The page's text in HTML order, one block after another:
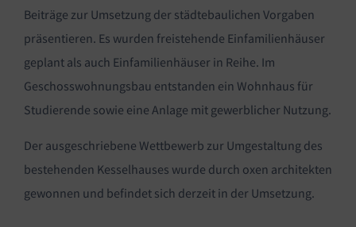
Beiträge zur Umsetzung der städtebaulichen Vorgaben
präsentieren. Es wurden freistehende Einfamilienhäuser
geplant als auch Einfamilienhäuser in Reihe. Im
Geschosswohnungsbau entstanden ein Wohnhaus für
Studierende sowie eine Anlage mit gewerblicher Nutzung.
Der ausgeschriebene Wettbewerb zur Umgestaltung des
bestehenden Kesselhauses wurde durch oxen architekten
gewonnen und befindet sich derzeit in der Umsetzung.